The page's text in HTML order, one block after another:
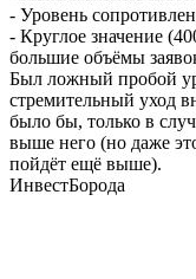
- Уровень
- Круглое значение
большие объёмы
Был ложный пробой
стремительный уход
было бы, только в
выше него (но даже
пойдёт ещё выше).
ИнвестБорода